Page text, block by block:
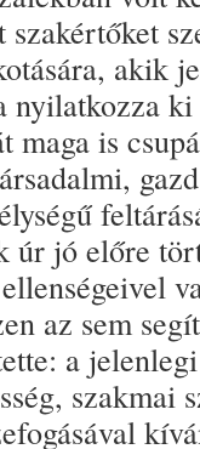
akik
nyilatkozza
maga is
jó előre
az sem
a
szakmai